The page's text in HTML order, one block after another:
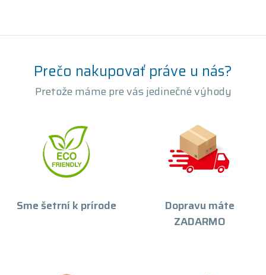
Prečo nakupovať práve u nás?
Pretože máme pre vás jedinečné výhody
Sme šetrní k prírode
Dopravu máte
ZADARMO